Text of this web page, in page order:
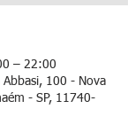
– 22:00
Abbasi, 100 - Nova
- SP, 11740-